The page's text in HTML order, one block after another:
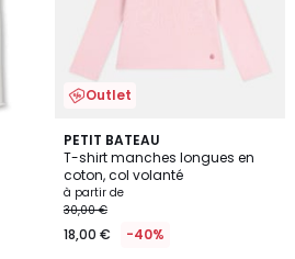
Outlet
PETIT BATEAU
T-shirt manches longues en
coton, col volanté
à partir de
30,00 €
18,00 € -40%
2
Couleurs